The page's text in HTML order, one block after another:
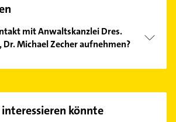
mit Anwaltskanzlei Dres.
Dr. Michael Zecher aufnehmen?
Sie alleKontaktdaten
interessieren könnte